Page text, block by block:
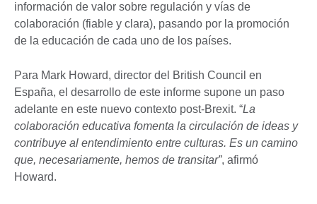
información de valor sobre regulación y vías de
colaboración (fiable y clara), pasando por la promoción
de la educación de cada uno de los países.
Para Mark Howard, director del British Council en
España, el desarrollo de este informe supone un paso
adelante en este nuevo contexto post-Brexit. “La
colaboración educativa fomenta la circulación de ideas y
contribuye al entendimiento entre culturas. Es un camino
que, necesariamente, hemos de transitar”, afirmó
Howard.